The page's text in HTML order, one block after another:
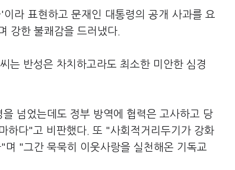
라 표현하고 문재인 대통령의 공개 사과를 요
강한 불쾌감을 드러냈다.
는 반성은 차치하고라도 최소한 미안한 심경
넘었는데도 정부 방역에 협력은 고사하고 당
하다"고 비판했다. 또 "사회적거리두기가 강화
"그간 묵묵히 이웃사랑을 실천해온 기독교